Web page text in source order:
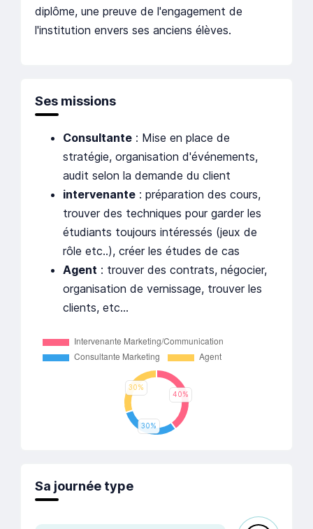
diplôme, une preuve de l'engagement de
l'institution envers ses anciens élèves.
Ses missions
Consultante : Mise en place de
stratégie, organisation d'événements,
audit selon la demande du client
intervenante : préparation des cours,
trouver des techniques pour garder les
étudiants toujours intéressés (jeux de
rôle etc..), créer les études de cas
Agent : trouver des contrats, négocier,
organisation de vernissage, trouver les
clients, etc...
Sa journée type